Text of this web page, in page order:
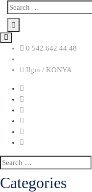
Skip
content
Search
for:
0 542 642 44 48
Ilgın / KONYA
Search
for:
Categories